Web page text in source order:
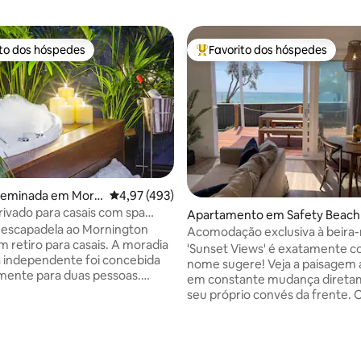
dos hóspedes mais apreciados
dos hóspedes
em Morn Classificação média de 4,97 em 5 estrelas,
4,97 (493)
para casais com spa
ao Mornington
retiro para casais. A moradia
independente foi concebida
para duas pessoas.
Favoritos dos hóspedes mais
Favorito dos hóspedes
Apartamento em Safety Beach
Acomodação exclusiva à
'Sunset Views' é exatamente
nome sugere! Veja a paisagem
em constante mudança
seu próprio convés da frente.